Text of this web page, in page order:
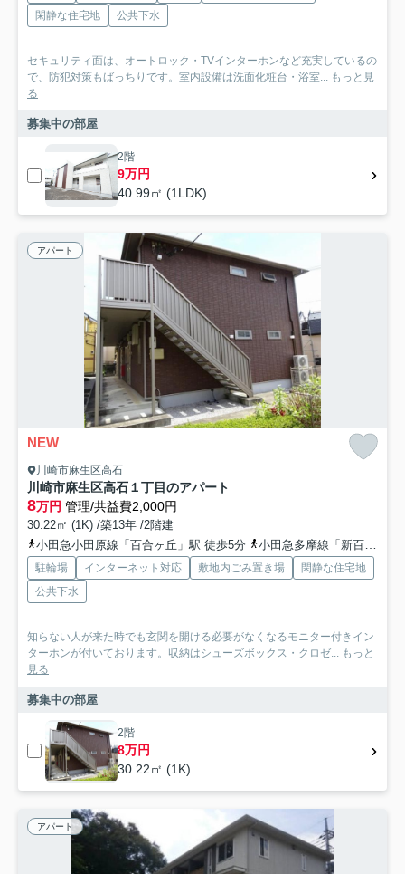
閑静な住宅地
公共下水
セキュリティ面は、オートロック・TVインターホンなど充実しているの
で、防犯対策もばっちりです。室内設備は洗面化粧台・浴室... もっと見
る
募集中の部屋
2階
9万円
40.99㎡ (1LDK)
アパート
NEW
川崎市麻生区高石
川崎市麻生区高石１丁目のアパート
8万円 管理/共益費2,000円
30.22㎡ (1K) /築13年 /2階建
小田急小田原線「百合ヶ丘」駅 徒歩5分
小田急多摩線「新百合ヶ丘」駅 徒歩16分
駐輪場 インターネット対応 敷地内ごみ置き場
閑静な住宅地
公共下水
知らない人が来た時でも玄関を開ける必要がなくなるモニター付きイン
ターホンが付いております。収納はシューズボックス・クロゼ...
もっと
見る
募集中の部屋
2階
8万円
30.22㎡ (1K)
アパート